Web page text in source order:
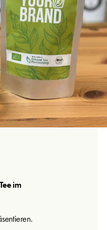
im